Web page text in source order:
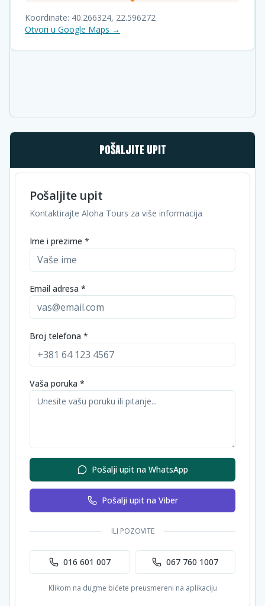
Koordinate: 40.266324, 22.596272
Otvori u Google Maps →
POŠALJITE UPIT
Pošaljite upit
Kontaktirajte Aloha Tours za više informacija
Ime i prezime *
Email adresa *
Broj telefona *
Vaša poruka *
Pošalji upit na WhatsApp
Pošalji upit na Viber
ILI POZOVITE
016 601 007 067 760 1007
Klikom na dugme bićete preusmereni na aplikaciju